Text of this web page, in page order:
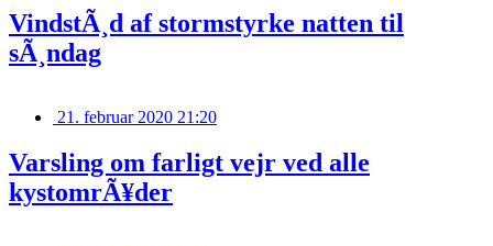
VindstÃ¸d af stormstyrke natten til
sÃ¸ndag
21. februar 2020 21:20
Varsling om farligt vejr ved alle
kystomrÃ¥der